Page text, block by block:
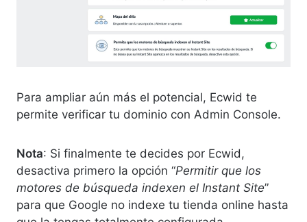
Para ampliar aún más el potencial, Ecwid te
permite verificar tu dominio con Admin Console.
Nota: Si finalmente te decides por Ecwid,
desactiva primero la opción “Permitir que los
motores de búsqueda indexen el Instant Site”
para que Google no indexe tu tienda online hasta